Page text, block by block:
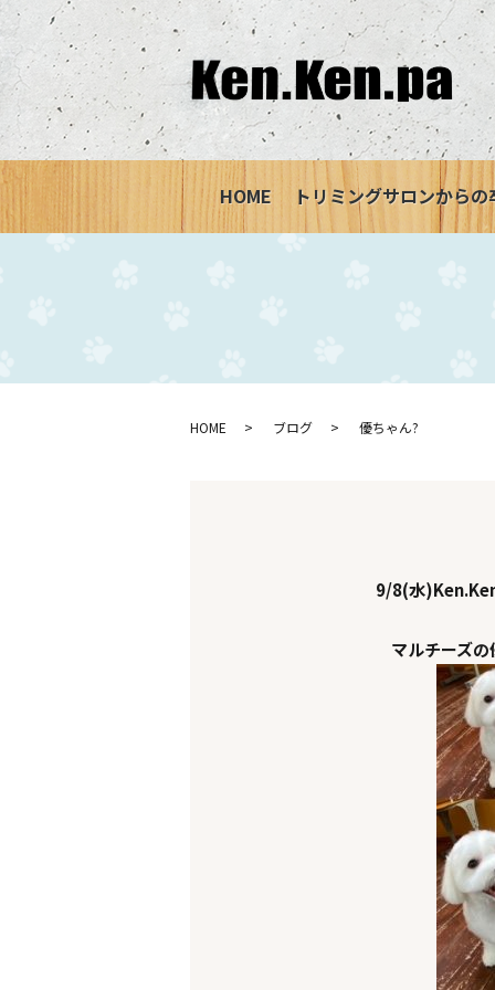
HOME トリミングサロンから
HOME ブログ 優ちゃん?
9/8(水
マルチーズ